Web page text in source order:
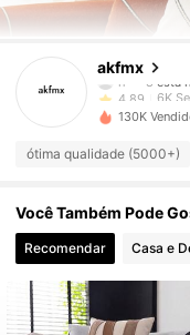
akfmx
4,89 6K
4,89 6K
6K
130K
ótima qualidade (5000+)
Você Também Pode
Recomendar Casa e